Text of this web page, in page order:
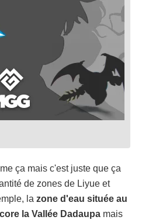
ça mais c'est juste que ça
de zones de Liyue et
la zone d'eau située au
la Vallée Dadaupa mais